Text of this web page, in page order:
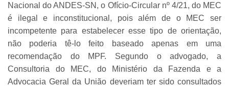
Nacional do ANDES-SN, o Ofício-Circular nº 4/21, do MEC
é ilegal e inconstitucional, pois além de o MEC ser
incompetente para estabelecer esse tipo de orientação,
não poderia tê-lo feito baseado apenas em uma
recomendação do MPF. Segundo o advogado, a
Consultoria do MEC, do Ministério da Fazenda e a
Advocacia Geral da União deveriam ter sido consultados